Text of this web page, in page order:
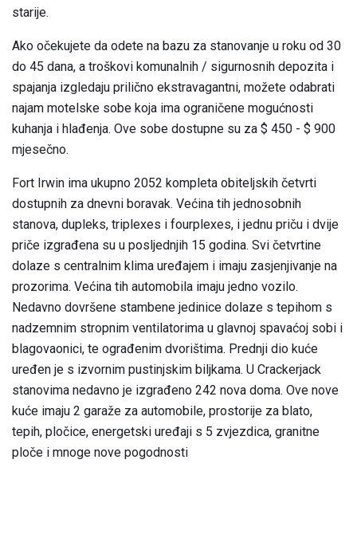
starije.
Ako očekujete da odete na bazu za stanovanje u roku od 30
do 45 dana, a troškovi komunalnih / sigurnosnih depozita i
spajanja izgledaju prilično ekstravagantni, možete odabrati
najam motelske sobe koja ima ograničene mogućnosti
kuhanja i hlađenja. Ove sobe dostupne su za $ 450 - $ 900
mjesečno.
Fort Irwin ima ukupno 2052 kompleta obiteljskih četvrti
dostupnih za dnevni boravak. Većina tih jednosobnih
stanova, dupleks, triplexes i fourplexes, i jednu priču i dvije
priče izgrađena su u posljednjih 15 godina. Svi četvrtine
dolaze s centralnim klima uređajem i imaju zasjenjivanje na
prozorima. Većina tih automobila imaju jedno vozilo.
Nedavno dovršene stambene jedinice dolaze s tepihom s
nadzemnim stropnim ventilatorima u glavnoj spavaćoj sobi i
blagovaonici, te ograđenim dvorištima. Prednji dio kuće
uređen je s izvornim pustinjskim biljkama. U Crackerjack
stanovima nedavno je izgrađeno 242 nova doma. Ove nove
kuće imaju 2 garaže za automobile, prostorije za blato,
tepih, pločice, energetski uređaji s 5 zvjezdica, granitne
ploče i mnoge nove pogodnosti